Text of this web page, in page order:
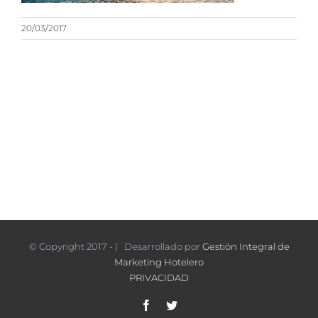
20/03/2017
© Copyright 2017 - | Desarrollado porGestión Integral de
Marketing Hotelero
PRIVACIDAD
FacebookTwitter